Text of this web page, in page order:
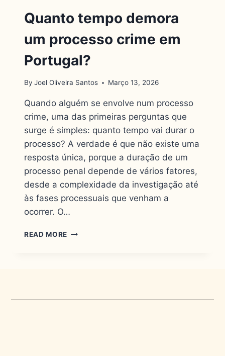
Quanto tempo demora
um processo crime em
Portugal?
By Joel Oliveira Santos Março 13, 2026
Quando alguém se envolve num processo
crime, uma das primeiras perguntas que
surge é simples: quanto tempo vai durar o
processo? A verdade é que não existe uma
resposta única, porque a duração de um
processo penal depende de vários fatores,
desde a complexidade da investigação até
às fases processuais que venham a
ocorrer. O…
READ MORE